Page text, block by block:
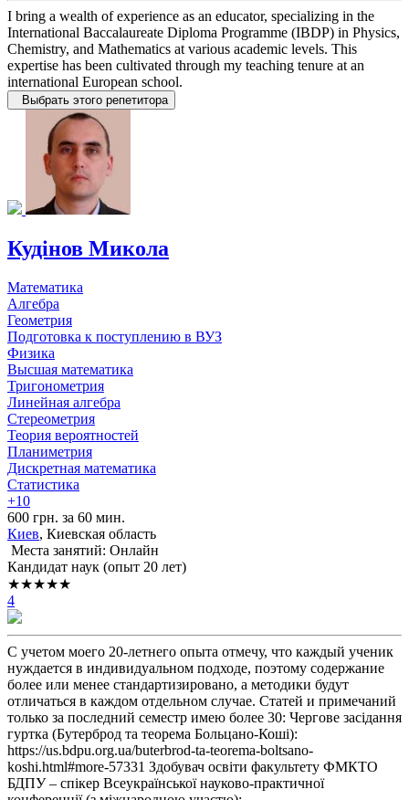
I bring a wealth of experience as an educator, specializing in the
International Baccalaureate Diploma Programme (IBDP) in Physics,
Chemistry, and Mathematics at various academic levels. This
expertise has been cultivated through my teaching tenure at an
international European school.
Выбрать этого репетитора
Кудінов Микола
Математика
Алгебра
Геометрия
Подготовка к поступлению в ВУЗ
Физика
Высшая математика
Тригонометрия
Линейная алгебра
Стереометрия
Теория вероятностей
Планиметрия
Дискретная математика
Статистика
+10
600 грн. за 60 мин.
Киев, Киевская область
Места занятий: Онлайн
Кандидат наук (опыт 20 лет)
★★★★★
4
С учетом моего 20-летнего опыта отмечу, что каждый ученик
нуждается в индивидуальном подходе, поэтому содержание
более или менее стандартизировано, а методики будут
отличаться в каждом отдельном случае. Статей и примечаний
только за последний семестр имею более 30: Чергове засідання
гуртка (Бутерброд та теорема Больцано-Коші):
https://us.bdpu.org.ua/buterbrod-ta-teorema-boltsano-
koshi.html#more-57331 Здобувач освіти факультету ФМКТО
БДПУ – спікер Всеукраїнської науково-практичної